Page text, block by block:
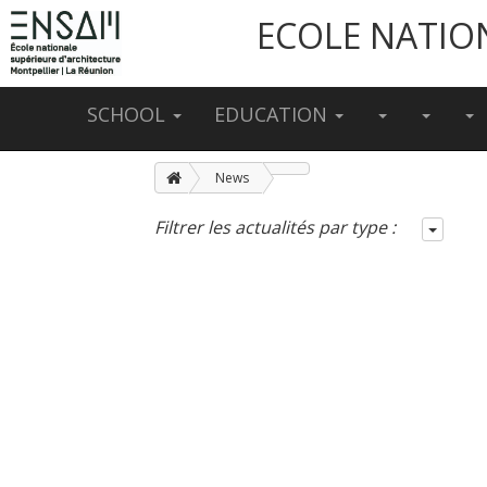
ECOLE
SCHOOL EDUCATION
News
Filtrer les actualités par type :